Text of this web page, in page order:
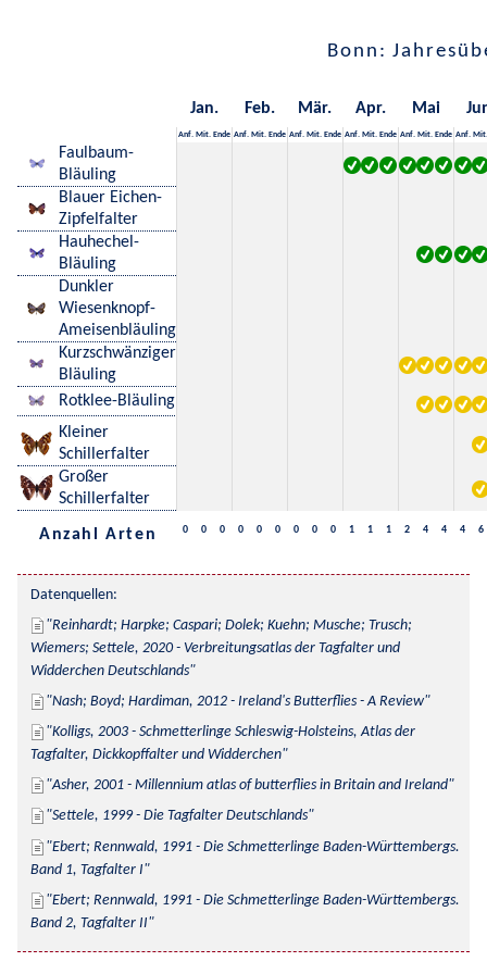
Bonn:
Jan. Feb. Mär. Apr. Mai
Anf. Mit. Ende Anf. Mit. Ende Anf. Mit. Ende Anf. Mit. Ende Anf. Mit. Ende Anf. Mit.
Faulbaum-
Bläuling
Blauer Eichen-
Zipfelfalter
Hauhechel-
Bläuling
Dunkler
Wiesenknopf-
Ameisenbläuling
Kurzschwänziger
Bläuling
Rotklee-Bläuling
Kleiner
Schillerfalter
Großer
Schillerfalter
Anzahl Arten 0 0 0 0 0 0 0 0 0 1 1 1 2 4 4 4 6
Datenquellen:
Reinhardt; Harpke; Caspari; Dolek; Kuehn; Musche; Trusch;
Wiemers; Settele, 2020 - Verbreitungsatlas der Tagfalter und
Widderchen Deutschlands
Nash; Boyd; Hardiman, 2012 - Ireland's Butterflies - A Review
Kolligs, 2003 - Schmetterlinge Schleswig-Holsteins, Atlas der
Tagfalter, Dickkopffalter und Widderchen
Asher, 2001 - Millennium atlas of butterflies in Britain and Ireland
Settele, 1999 - Die Tagfalter Deutschlands
Ebert; Rennwald, 1991 - Die Schmetterlinge Baden-Württembergs.
Band 1, Tagfalter I
Ebert; Rennwald, 1991 - Die Schmetterlinge Baden-Württembergs.
Band 2, Tagfalter II